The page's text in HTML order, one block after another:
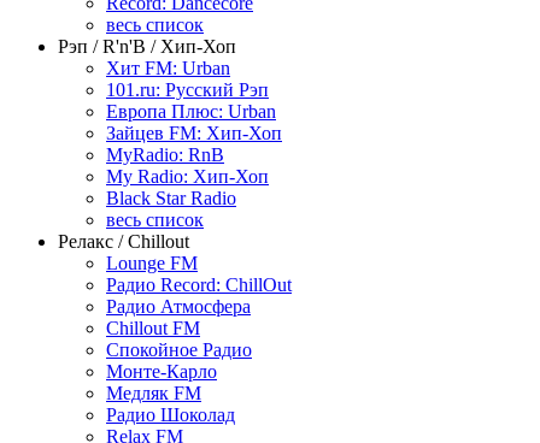
весь список
Рэп / R'n'B / Хип-Хоп
Хит FM: Urban
101.ru: Русский Рэп
Европа Плюс: Urban
Зайцев FM: Хип-Хоп
MyRadio: RnB
My Radio: Хип-Хоп
Black Star Radio
весь список
Релакс / Chillout
Lounge FM
Радио Record: ChillOut
Радио Атмосфера
Chillout FM
Спокойное Радио
Монте-Карло
Медляк FM
Радио Шоколад
Relax FM